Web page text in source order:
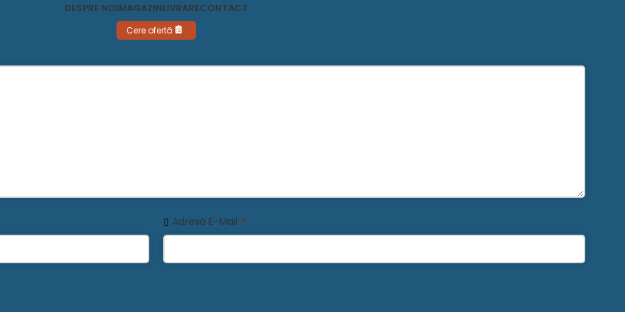
DESPRE NOIMAGAZINLIVRARECONTACT
Cere ofertă
Adresă E-Mail *